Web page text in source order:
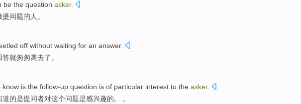
be the question asker.
提问题的人。
off without waiting for an answer.
答就匆匆离去了。
know is the follow-up question is of particular interest to the asker.
道的是提问者对这个问题是感兴趣的。 。